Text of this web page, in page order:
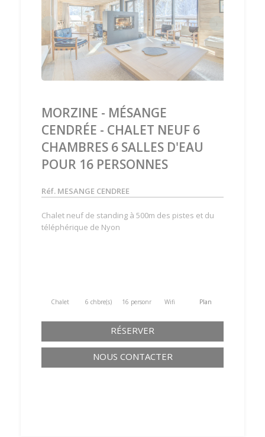
MORZINE - MÉSANGE
CENDRÉE - CHALET NEUF 6
CHAMBRES 6 SALLES D'EAU
POUR 16 PERSONNES
Réf. MESANGE CENDREE
Chalet neuf de standing à 500m des pistes et du
téléphérique de Nyon
Chalet 6 chbre(s) 16 personne(s) Wifi Plan
RÉSERVER
NOUS CONTACTER